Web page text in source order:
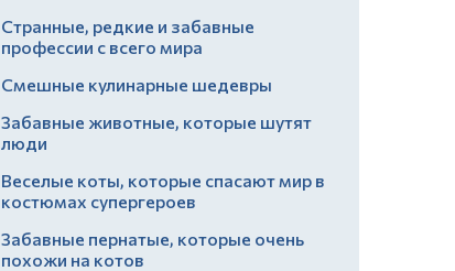
Странные, редкие и забавные
профессии с всего мира
Смешные кулинарные шедевры
Забавные животные, которые шутят
люди
Веселые коты, которые спасают мир в
костюмах супергероев
Забавные пернатые, которые очень
похожи на котов